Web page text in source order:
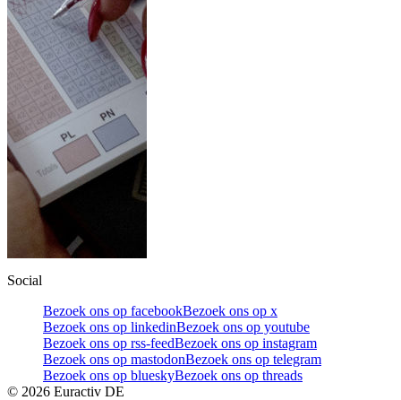
Social
Bezoek ons op facebookBezoek ons op x
Bezoek ons op linkedinBezoek ons op youtube
Bezoek ons op rss-feedBezoek ons op instagram
Bezoek ons op mastodonBezoek ons op telegram
Bezoek ons op blueskyBezoek ons op threads
© 2026 Euractiv DE